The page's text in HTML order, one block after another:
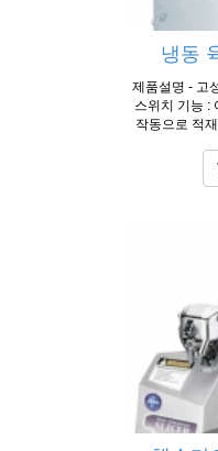
363㎜ Ø363
냉동
제품설명 - 고
스위치 기능 :
작동으로 적
칼날 구동시
- 0.1mm 단위
의 스위치 채
안전성 유지
del HFS-
0×1470㎜
2EA
ension
63㎜ Slice
㎏ 정보출